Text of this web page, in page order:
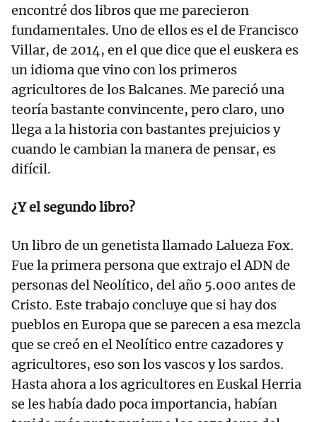
encontré dos libros que me parecieron
fundamentales. Uno de ellos es el de Francisco
Villar, de 2014, en el que dice que el euskera es
un idioma que vino con los primeros
agricultores de los Balcanes. Me pareció una
teoría bastante convincente, pero claro, uno
llega a la historia con bastantes prejuicios y
cuando le cambian la manera de pensar, es
difícil.
¿Y el segundo libro?
Un libro de un genetista llamado Lalueza Fox.
Fue la primera persona que extrajo el ADN de
personas del Neolítico, del año 5.000 antes de
Cristo. Este trabajo concluye que si hay dos
pueblos en Europa que se parecen a esa mezcla
que se creó en el Neolítico entre cazadores y
agricultores, eso son los vascos y los sardos.
Hasta ahora a los agricultores en Euskal Herria
se les había dado poca importancia, habían